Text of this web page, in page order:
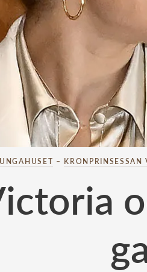
– KRONPRINSESSAN